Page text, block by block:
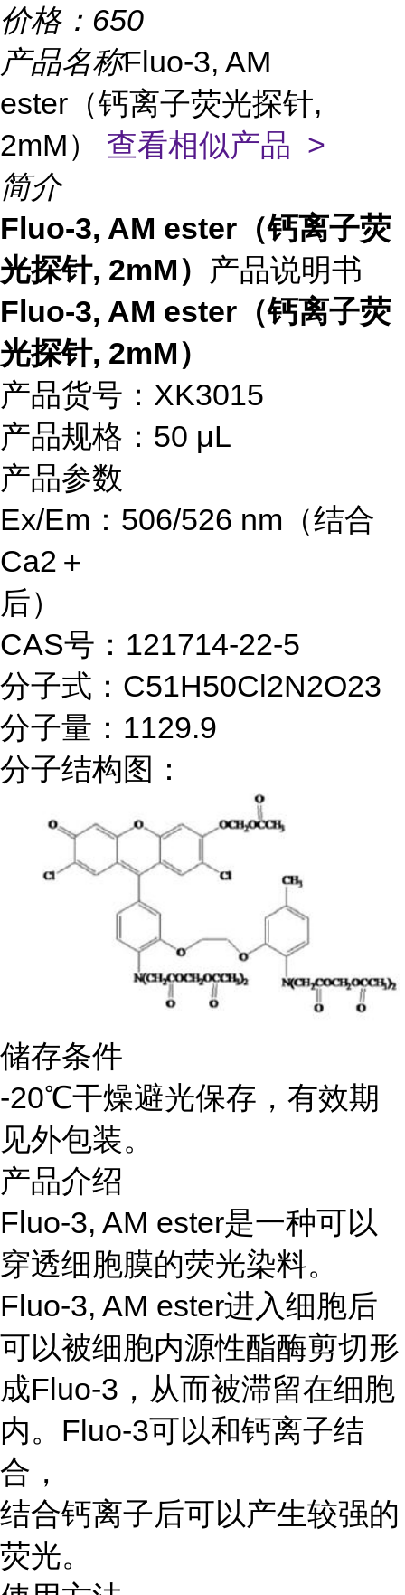
价格： 650
产品名称Fluo-3, AM
ester（钙离子荧光探针,
2mM） 查看相似产品 >
简介
Fluo-3, AM ester（钙离子荧
光探针, 2mM） 产品说明书
Fluo-3, AM ester（钙离子荧
光探针, 2mM）
产品货号：XK3015
产品规格：50 μL
产品参数
Ex/Em：506/526 nm（结合
Ca2＋
后）
CAS号：121714-22-5
分子式：C51H50Cl2N2O23
分子量：1129.9
分子结构图：
储存条件
-20℃干燥避光保存，有效期
见外包装。
产品介绍
Fluo-3, AM ester是一种可以
穿透细胞膜的荧光染料。
Fluo-3, AM ester进入细胞后
可以被细胞内源性酯酶剪切形
成Fluo-3，从而被滞留在细胞
内。Fluo-3可以和钙离子结
合，
结合钙离子后可以产生较强的
荧光。